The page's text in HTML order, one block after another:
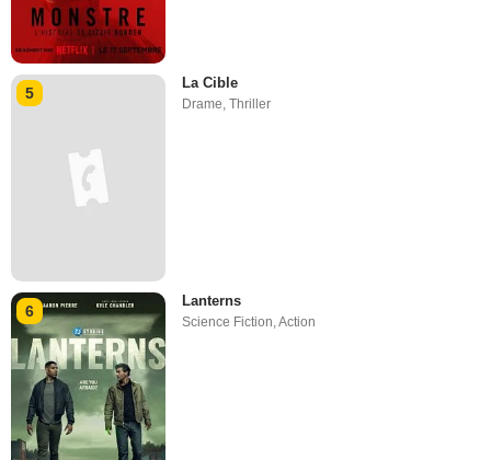
5
La Cible
Drame,Thriller
6
Lanterns
Science Fiction ,Action